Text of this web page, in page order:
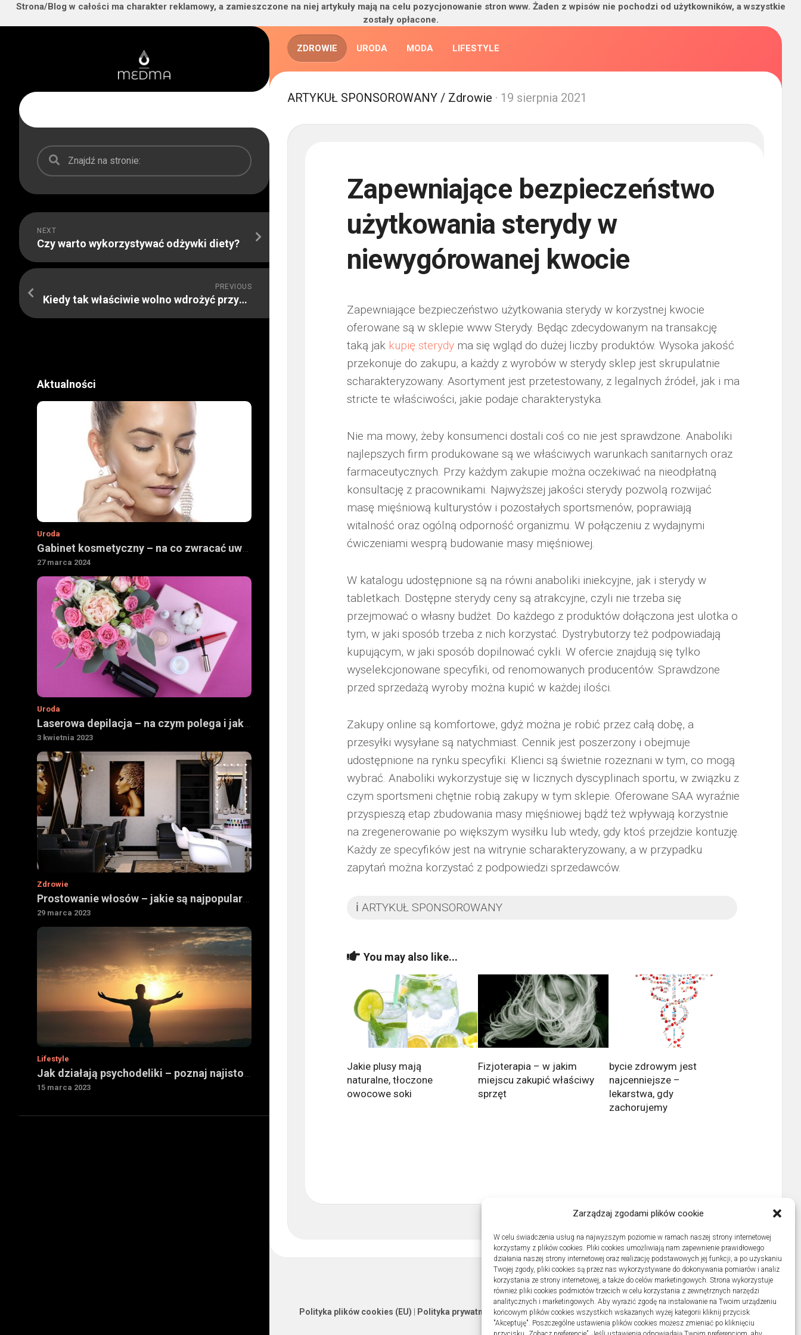
Zarządzaj zgodami plików cookie
W celu świadczenia usług na najwyższym poziomie w ramach naszej strony internetowej
korzystamy z plików cookies. Pliki cookies umożliwiają nam zapewnienie prawidłowego
działania naszej strony internetowej oraz realizację podstawowych jej funkcji, a po uzyskaniu
Twojej zgody, pliki cookies są przez nas wykorzystywane do dokonywania pomiarów i analiz
korzystania ze strony internetowej, a także do celów marketingowych. Strona wykorzystuje
również pliki cookies podmiotów trzecich w celu korzystania z zewnętrznych narzędzi
analitycznych i marketingowych. Aby wyrazić zgodę na instalowanie na Twoim urządzeniu
końcowym plików cookies wszystkich wskazanych wyżej kategorii kliknij przycisk
"Akceptuję". Poszczególne ustawienia plików cookies możesz zmieniać po kliknięciu
Strona/Blog w całości ma charakter reklamowy, a zamieszczone na niej artykuły mają na celu pozycjonowanie stron www. Żaden z wpisów nie pochodzi od użytkowników, a wszystkie
zostały opłacone.
NEXT
Czy warto wykorzystywać odżywki diety?
PREVIOUS
Kiedy tak właściwie wolno wdrożyć przymusowe kurowanie alkoholizmu?
Aktualności
Uroda
27 marca 2024
Uroda
3 kwietnia 2023
Zdrowie
29 marca 2023
Lifestyle
Jak działają psychodeliki – poznaj najistotniejsze informacje?
15 marca 2023
ZDROWIE URODA MODA LIFESTYLE
ARTYKUŁ SPONSOROWANY / Zdrowie · 19 sierpnia 2021
Zapewniające bezpieczeństwo
użytkowania sterydy w
niewygórowanej kwocie
Zapewniające bezpieczeństwo użytkowania sterydy w korzystnej kwocie
oferowane są w sklepie www Sterydy. Będąc zdecydowanym na transakcję
taką jak kupię sterydy ma się wgląd do dużej liczby produktów. Wysoka jakość
przekonuje do zakupu, a każdy z wyrobów w sterydy sklep jest skrupulatnie
scharakteryzowany. Asortyment jest przetestowany, z legalnych źródeł, jak i ma
stricte te właściwości, jakie podaje charakterystyka.
Nie ma mowy, żeby konsumenci dostali coś co nie jest sprawdzone. Anaboliki
najlepszych firm produkowane są we właściwych warunkach sanitarnych oraz
farmaceutycznych. Przy każdym zakupie można oczekiwać na nieodpłatną
konsultację z pracownikami. Najwyższej jakości sterydy pozwolą rozwijać
masę mięśniową kulturystów i pozostałych sportsmenów, poprawiają
witalność oraz ogólną odporność organizmu. W połączeniu z wydajnymi
ćwiczeniami wesprą budowanie masy mięśniowej.
W katalogu udostępnione są na równi anaboliki iniekcyjne, jak i sterydy w
tabletkach. Dostępne sterydy ceny są atrakcyjne, czyli nie trzeba się
przejmować o własny budżet. Do każdego z produktów dołączona jest ulotka o
tym, w jaki sposób trzeba z nich korzystać. Dystrybutorzy też podpowiadają
kupującym, w jaki sposób dopilnować cykli. W ofercie znajdują się tylko
wyselekcjonowane specyfiki, od renomowanych producentów. Sprawdzone
przed sprzedażą wyroby można kupić w każdej ilości.
Zakupy online są komfortowe, gdyż można je robić przez całą dobę, a
przesyłki wysyłane są natychmiast. Cennik jest poszerzony i obejmuje
udostępnione na rynku specyfiki. Klienci są świetnie rozeznani w tym, co mogą
wybrać. Anaboliki wykorzystuje się w licznych dyscyplinach sportu, w związku z
czym sportsmeni chętnie robią zakupy w tym sklepie. Oferowane SAA wyraźnie
przyspieszą etap zbudowania masy mięśniowej bądź też wpływają korzystnie
na zregenerowanie po większym wysiłku lub wtedy, gdy ktoś przejdzie kontuzję.
Każdy ze specyfików jest na witrynie scharakteryzowany, a w przypadku
zapytań można korzystać z podpowiedzi sprzedawców.
ℹ️ ARTYKUŁ SPONSOROWANY
You may also like...
Jakie plusy mają
naturalne, tłoczone
owocowe soki
Fizjoterapia – w jakim
miejscu zakupić właściwy
sprzęt
bycie zdrowym jest
najcenniejsze –
lekarstwa, gdy
zachorujemy
Polityka plików cookies (EU) Polityka prywatności